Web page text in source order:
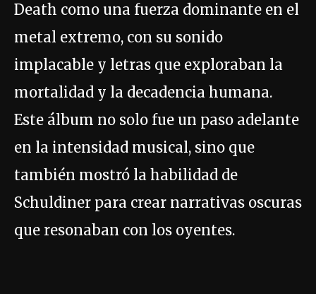
Death como una fuerza dominante en el
metal extremo, con su sonido
implacable y letras que exploraban la
mortalidad y la decadencia humana.
Este álbum no solo fue un paso adelante
en la intensidad musical, sino que
también mostró la habilidad de
Schuldiner para crear narrativas oscuras
que resonaban con los oyentes.